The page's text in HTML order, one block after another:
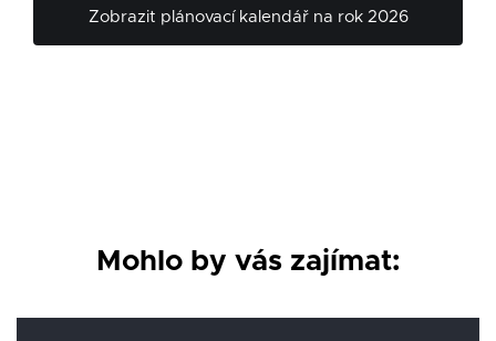
Zobrazit plánovací kalendář na rok 2026
Mohlo by vás zajímat: